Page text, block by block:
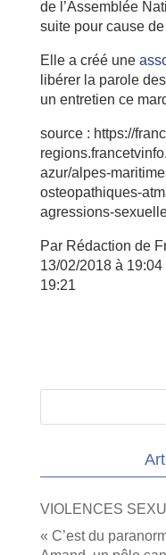
de l’Assemblée
suite pour cause
Elle a créé une
libérer la parole
un entretien ce
source : https://
azur/alpes-
osteopathiques-
agressions-
Par Rédaction de
13/02/2018 à
19:21
VIOLENCES
« C’est du